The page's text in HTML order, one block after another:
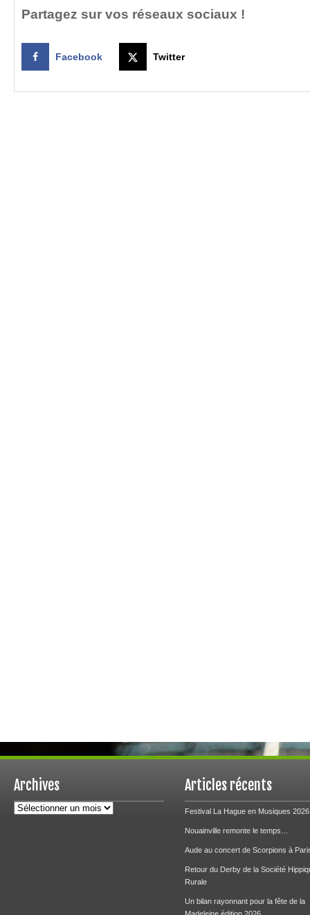
Partagez sur vos réseaux sociaux !
Facebook Twitter
Archives
Archives
Articles récents
Festival La Hague en Musiques 2026
Nouainville remonte le temps…
Aude au concert de Scorpions à
Retour du Derby de la Société
Rurale
Un bilan rayonnant pour la fête de la